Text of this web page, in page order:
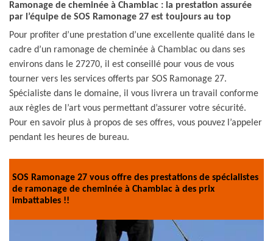
Ramonage de cheminée à Chamblac : la prestation assurée
par l’équipe de SOS Ramonage 27 est toujours au top
Pour profiter d’une prestation d’une excellente qualité dans le
cadre d’un ramonage de cheminée à Chamblac ou dans ses
environs dans le 27270, il est conseillé pour vous de vous
tourner vers les services offerts par SOS Ramonage 27.
Spécialiste dans le domaine, il vous livrera un travail conforme
aux règles de l’art vous permettant d’assurer votre sécurité.
Pour en savoir plus à propos de ses offres, vous pouvez l’appeler
pendant les heures de bureau.
SOS Ramonage 27 vous offre des prestations de spécialistes
de ramonage de cheminée à Chamblac à des prix
imbattables !!